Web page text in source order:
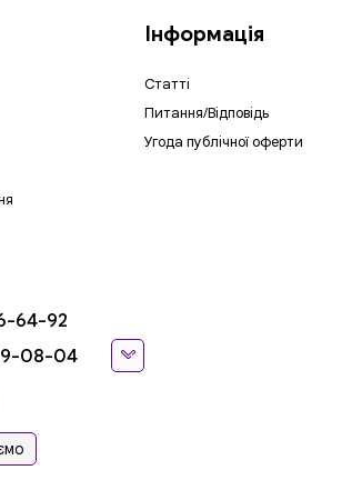
Інформація
Статті
Питання/Відповідь
Угода публічної оферти
64-92
08-04